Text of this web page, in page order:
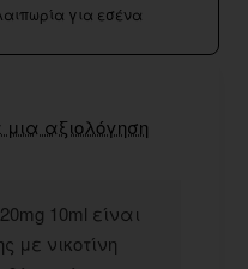
για εσένα
10ml είναι
νικοτίνη
αξιολόγηση